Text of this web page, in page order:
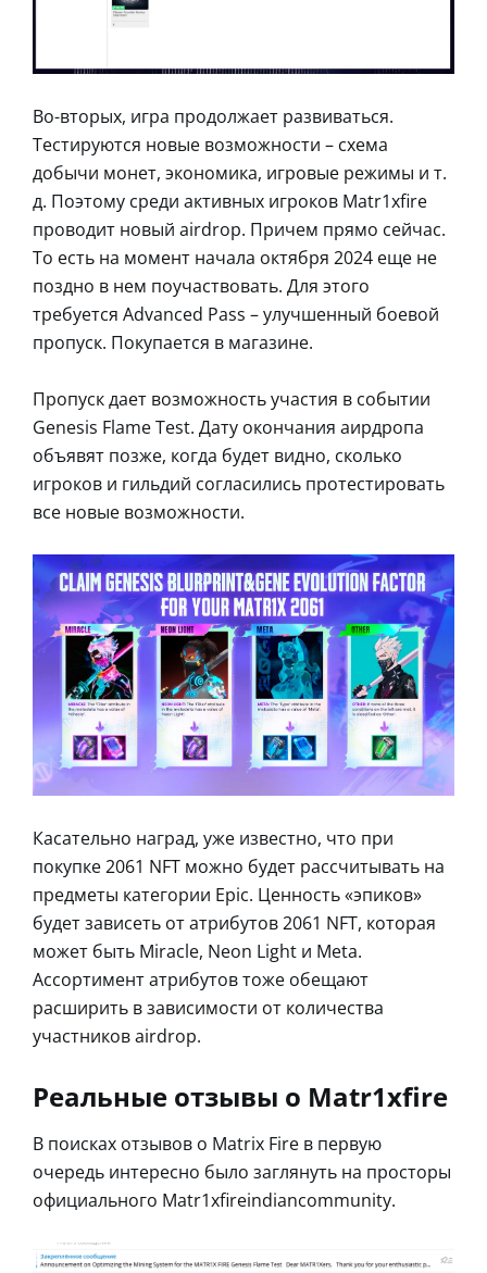
Во-вторых, игра продолжает развиваться.
Тестируются новые возможности – схема
добычи монет, экономика, игровые режимы и т.
д. Поэтому среди активных игроков Matr1xfire
проводит новый airdrop. Причем прямо сейчас.
То есть на момент начала октября 2024 еще не
поздно в нем поучаствовать. Для этого
требуется Advanced Pass – улучшенный боевой
пропуск. Покупается в магазине.
Пропуск дает возможность участия в событии
Genesis Flame Test. Дату окончания аирдропа
объявят позже, когда будет видно, сколько
игроков и гильдий согласились протестировать
все новые возможности.
Касательно наград, уже известно, что при
покупке 2061 NFT можно будет рассчитывать на
предметы категории Epic. Ценность «эпиков»
будет зависеть от атрибутов 2061 NFT, которая
может быть Miracle, Neon Light и Meta.
Ассортимент атрибутов тоже обещают
расширить в зависимости от количества
участников airdrop.
Реальные отзывы о Matr1xfire
В поисках отзывов о Matrix Fire в первую
очередь интересно было заглянуть на просторы
официального Matr1xfireindiancommunity.